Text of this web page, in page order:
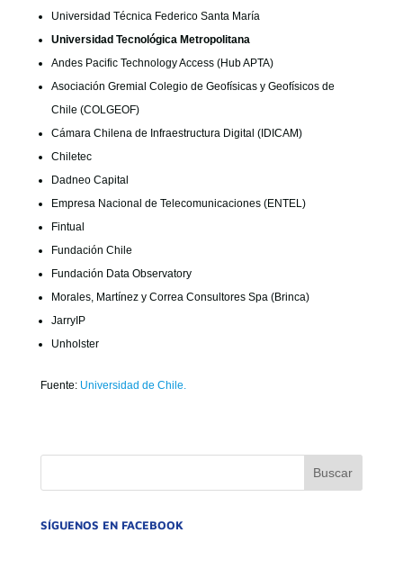
Universidad Técnica Federico Santa María
Universidad Tecnológica Metropolitana
Andes Pacific Technology Access (Hub APTA)
Asociación Gremial Colegio de Geofísicas y Geofísicos de
Chile (COLGEOF)
Cámara Chilena de Infraestructura Digital (IDICAM)
Chiletec
Dadneo Capital
Empresa Nacional de Telecomunicaciones (ENTEL)
Fintual
Fundación Chile
Fundación Data Observatory
Morales, Martínez y Correa Consultores Spa (Brinca)
JarryIP
Unholster
Fuente: Universidad de Chile.
SÍGUENOS EN FACEBOOK